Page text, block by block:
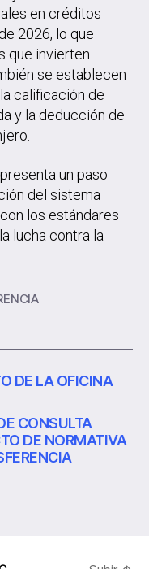
en créditos
2026, lo que
que invierten
se establecen
calificación de
y la deducción de
un paso
del sistema
los estándares
lucha contra la
DE LA OFICINA
CONSULTA
DE NORMATIVA